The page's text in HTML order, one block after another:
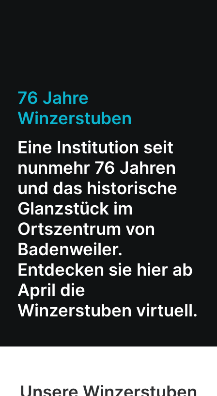
76 Jahre
Winzerstuben
Eine Institution seit
nunmehr 76 Jahren
und das historische
Glanzstück im
Ortszentrum von
Badenweiler.
Entdecken sie hier ab
April die
Winzerstuben virtuell.
Unsere Winzerstuben